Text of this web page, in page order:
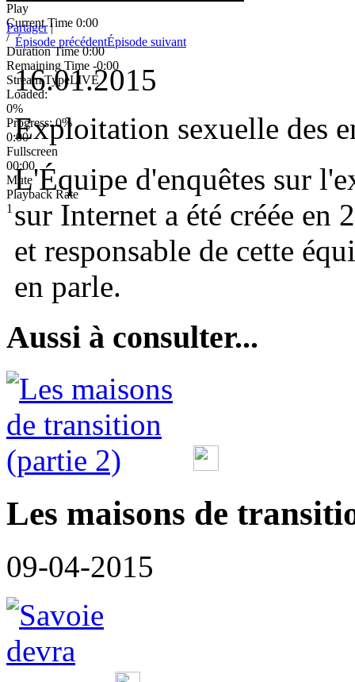
Play
Current Time 0:00
/
Duration Time0:00
Remaining Time -0:00
Stream TypeLIVE
Loaded:
0%
Progress: 0%
0:00
Fullscreen
00:00
Mute
Playback Rate
1
Partager |
Épisode précédentÉpisode suivant
16.01.2015
Exploitation sexuelle des
L'Équipe d'enquêtes sur
sur Internet a été créée en
et responsable de cette
en parle.
Aussi à consulter...
Les maisons de
09-04-2015